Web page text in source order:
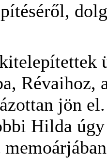
Révaihoz,
jön
Hilda